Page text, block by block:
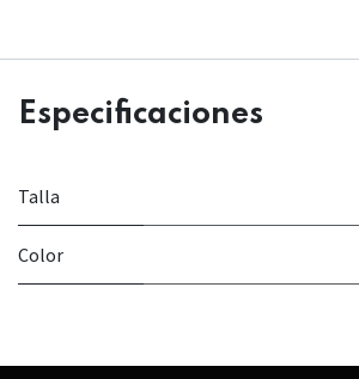
Especificaciones
Talla
Color